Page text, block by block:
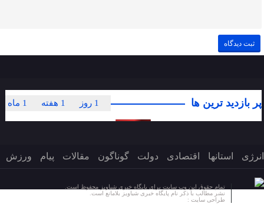
پر بازدید ترین ها 1 ماه 1 هفته 1 روز
انرژی استانها اقتصادی دولت گوناگون مقالات پیام ورزش
تمام حقوق این وب سایت برای پایگاه خبری شباویز محفوظ است.
نشر مطالب با ذکر نام پایگاه خبری شباویز بلامانع است.
طراحی سایت :